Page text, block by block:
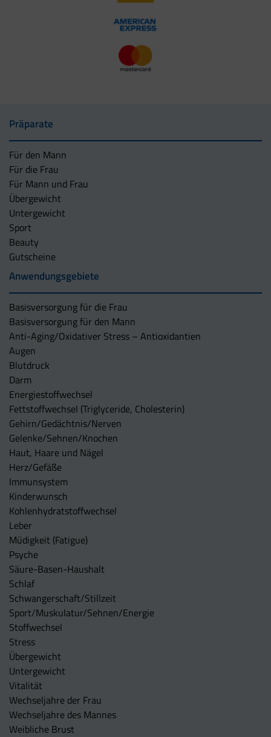
Präparate
Für den Mann
Für die Frau
Für Mann und Frau
Übergewicht
Untergewicht
Sport
Beauty
Gutscheine
Anwendungsgebiete
Basisversorgung für die Frau
Basisversorgung für den Mann
Anti-Aging/Oxidativer Stress – Antioxidantien
Augen
Blutdruck
Darm
Energiestoffwechsel
Fettstoffwechsel (Triglyceride, Cholesterin)
Gehirn/Gedächtnis/Nerven
Gelenke/Sehnen/Knochen
Haut, Haare und Nägel
Herz/Gefäße
Immunsystem
Kinderwunsch
Kohlenhydratstoffwechsel
Leber
Müdigkeit (Fatigue)
Psyche
Säure-Basen-Haushalt
Schlaf
Schwangerschaft/Stillzeit
Sport/Muskulatur/Sehnen/Energie
Stoffwechsel
Stress
Übergewicht
Untergewicht
Vitalität
Wechseljahre der Frau
Wechseljahre des Mannes
Weibliche Brust